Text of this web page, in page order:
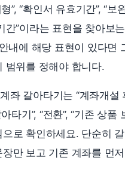
형”, “확인서 유효기간”, “보
간”이라는 표현을 찾아보
내에 해당 표현이 있다면
범위를 정해야 합니다.
좌 갈아타기는 “계좌개설
아타기”, “전환”, “기존 상품
으로 확인하세요. 단순히
장만 보고 기존 계좌를 먼